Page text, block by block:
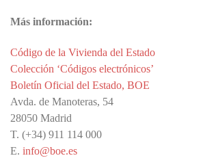
Más información:
Código de la Vivienda del Estado
Colección ‘Códigos electrónicos’
Boletín Oficial del Estado, BOE
Avda. de Manoteras, 54
28050 Madrid
T. (+34) 911 114 000
E. info@boe.es